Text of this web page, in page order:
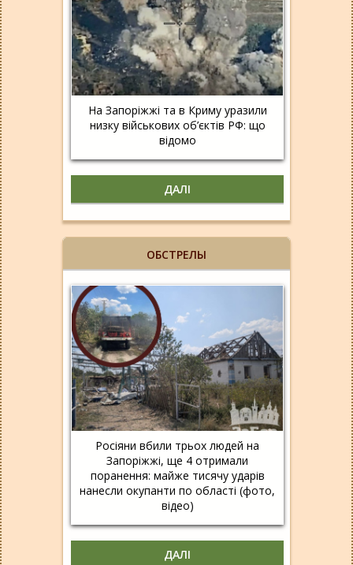
На Запоріжжі та в Криму уразили
низку військових об’єктів РФ: що
відомо
ДАЛІ
ОБСТРЕЛЫ
Росіяни вбили трьох людей на
Запоріжжі, ще 4 отримали
поранення: майже тисячу ударів
нанесли окупанти по області (фото,
відео)
ДАЛІ